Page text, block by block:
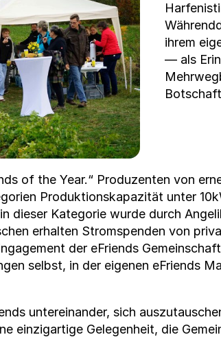
ihrem
— als
of the Year.“ Pro­duzen­ten von
Pro­duk­tion­ska­paz­ität unter
dieser Kat­e­gorie wurde durch
erhal­ten Strom­spenden von
der eFriends
selb­st, in der eige­nen eFriends
untere­inan­der, sich
einzi­gar­tige Gele­gen­heit, die